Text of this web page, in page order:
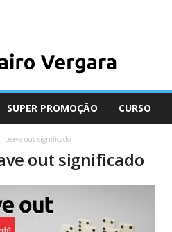
SUPER PROMOÇÃO CURSO
Leave out significado
out significado